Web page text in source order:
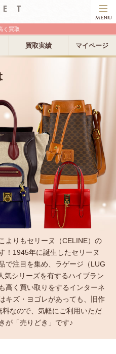
MENU
買取実績 マイページ
く買取
よりもセリーヌ（CELINE）の
！1945年に誕生したセリーヌ
で注目を集め、ラゲージ（LUG
気シリーズを有するハイブラン
高く買い取りをするインターネ
キズ・ヨゴレがあっても、旧作
なので、気軽にご利用いただ
が「売りどき」です♪